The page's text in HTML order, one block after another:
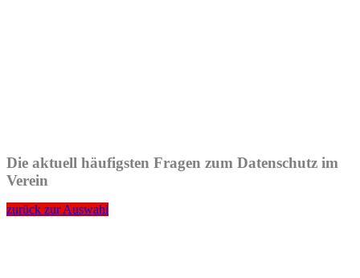
Die aktuell häufigsten Fragen zum Datenschutz im
Verein
zurück zur Auswahl